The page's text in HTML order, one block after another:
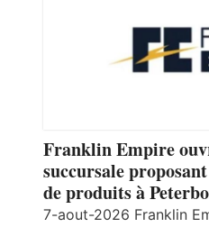
Franklin Empire
succursale
de produits à
7-aout-2026 Franklin